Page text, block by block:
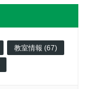
教室情報 (67)